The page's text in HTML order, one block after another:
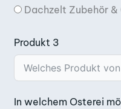
Dachzelt Zubehör
Produkt 3
In welchem Osterei